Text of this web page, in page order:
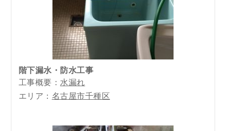
階下漏水・防水工事
工事概要： 水漏れ
エリア： 名古屋市千種区